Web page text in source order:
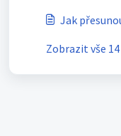
Jak
Zobrazit vše 14